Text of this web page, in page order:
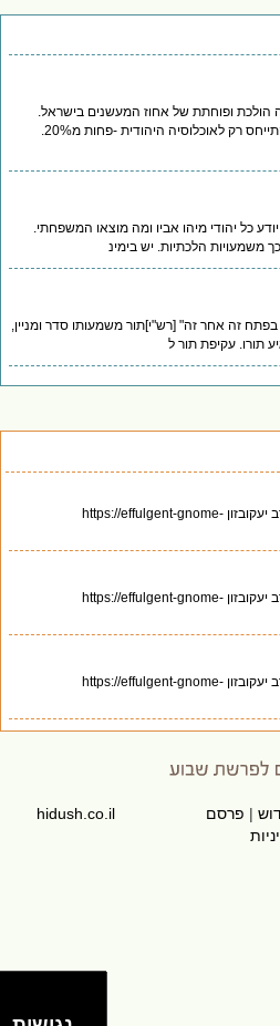
ופוחתת של אחוז המעשנים בישראל.
ב-2009 דווח על מעט יותר מ20%, ובהתייחס רק לאוכלוסיה היהודית -פחות מ20%.
יהודי מיהו אביו ומה מוצאו המשפחתי.
הלכתיות. יש בימינ
זה אחר זה" [רש"י]תור משמעותו סדר ומניין,
עקיפת תור ל
כאן יש סיכום של כל השיעורים של הרב יעקובזון https://effulgent-gnome-
כאן יש סיכום של כל השיעורים של הרב יעקובזון https://effulgent-gnome-
כאן יש סיכום של כל השיעורים של הרב יעקובזון https://effulgent-gnome-
|פרסם
hidush.co.il